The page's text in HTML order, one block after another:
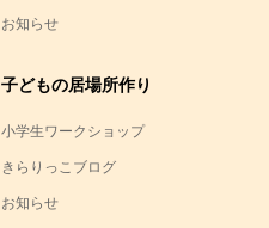
お知らせ
子どもの居場所作り
小学生ワークショップ
きらりっこブログ
お知らせ